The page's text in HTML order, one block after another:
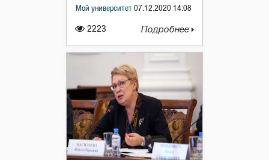
2223
Мой университет 07.12.2020 14:08
Подробнее